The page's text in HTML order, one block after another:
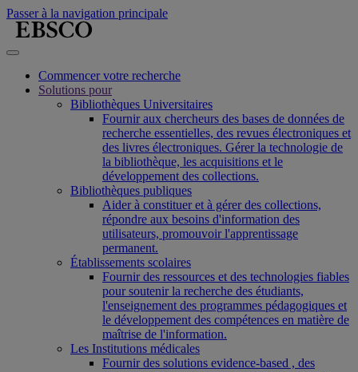
Passer à la navigation principale
Commencer votre recherche
Solutions pour
Bibliothèques Universitaires
Fournir aux chercheurs des bases de données de
recherche essentielles, des revues électroniques et
des livres électroniques. Gérer la technologie de
la bibliothèque, les acquisitions et le
développement des collections.
Bibliothèques publiques
Aider à constituer et à gérer des collections,
répondre aux besoins d'information des
utilisateurs, promouvoir l'apprentissage
permanent.
Établissements scolaires
Fournir des ressources et des technologies fiables
pour soutenir la recherche des étudiants,
l'enseignement des programmes pédagogiques et
le développement des compétences en matière de
maîtrise de l'information.
Les Institutions médicales
Fournir des solutions evidence-based , des